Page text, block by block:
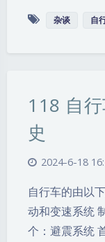
杂谈 自
118 自
史
2024-6-18
自行车的由以
动和变速系统
个：避震系统